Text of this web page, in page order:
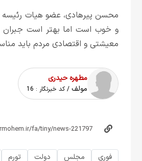
محسن پیرهادی، عضو هیات رئیسه
و خوب است اما بهتر است جبران
معیشتی و اقتصادی مردم باید
مطهره حیدری
مولف / کد خبرنگار : 16
فوری مجلس دولت تورم